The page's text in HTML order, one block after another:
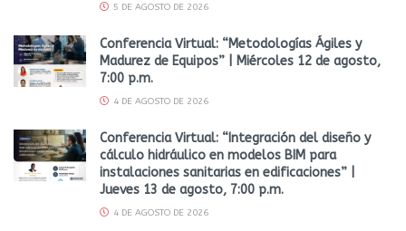
5 DE AGOSTO DE 2026
Conferencia Virtual: “Metodologías Ágiles y
Madurez de Equipos” | Miércoles 12 de agosto,
7:00 p.m.
4 DE AGOSTO DE 2026
Conferencia Virtual: “Integración del diseño y
cálculo hidráulico en modelos BIM para
instalaciones sanitarias en edificaciones” |
Jueves 13 de agosto, 7:00 p.m.
4 DE AGOSTO DE 2026